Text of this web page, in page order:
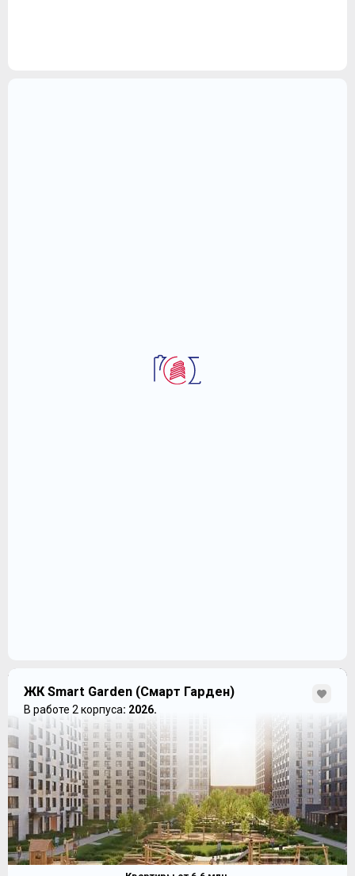
ЖК Smart Garden (Смарт Гарден)
В работе 2 корпуса: 2026.